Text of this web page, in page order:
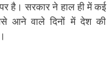
है। सरकार ने हाल ही में कई
आने वाले दिनों में देश की